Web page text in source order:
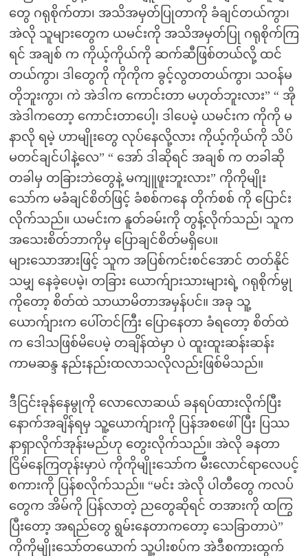
တွေ ဂရုစိုက်တာ၊ အသိအမှတ်ပြုတာကို ခံချင်တယ်ကွာ၊
အဲလို သူများတွေက ယမင်းကို အသိအမှတ်ပြု ဂရုစိုက်ကြ
ရင် အချစ် က ကိုယ့်ကိုယ်ကို ဆက်ဆီဖြစ်တယ်လို့ ထင်
တယ်ကွာ၊ ဒါတွေကို ကိုကိုက ခွင့်လွတတယ်ကွာ၊ သဝန်မ
တိုဘူးကွာ၊ ကဲ အဲဒါက ကောင်းတာ မဟုတ်ဘူးလား” “ အို
အဲဒါကတော့ ကောင်းတာပေါ့၊ ဒါပေမဲ့ ယမင်းက ကိုကို မ
နာလို ရမဲ့ ဟာမျိုးတွေ လုပ်နေလို့လား ကိုယ့်ကိုယ်ကို သိပ်
မတင်ချင်ပါနဲ့လေ” “ အော် ဒါဆိုရင် အချစ် က တခါဆို
တခါမှ တခြားဘဲတွေနဲ့ မကျူဖူးဘူးလား” ကိုကိုမျိုး
သော်က မခံချင်စိတ်ဖြင့် ခံစစ်ကနေ တိုက်စစ် ကို ပြောင်း
လိုက်သည်။ ယမင်းက နူတ်ခမ်းကို တွန့်လိုက်သည်၊ သူက
အသေးစိတ်ဘာကိုမှ ပြောချင်စိတ်မရှိပေ။
များသောအားဖြင့် သူက အပြစ်ကင်းစင်အောင် တတ်နိုင်
သမျှ နေခဲ့ပေမဲ့၊ တခြား ယောက်ျားသားများရဲ့ ဂရုစိုက်မွု
ကိုတော့ စိတ်ထဲ သာယာမိတာအမှန်ပင်။ အခု သူ့
ယောက်ျားက ပေါ်တင်ကြီး ပြောနေတာ ခံရတော့ စိတ်ထဲ
က ဒေါသဖြစ်မိပေမဲ့ တချိန်ထဲမှာ ပဲ ထူးထူးဆန်းဆန်း
ကာမဆန္ဒ နည်းနည်းထလာသလိုလည်းဖြစ်မိသည်။
ဒီငြင်းခုန်နေမွုကို လောလောဆယ် ခနရပ်ထားလိုက်ပြီး
နောက်အချိန်ရမှ သူ့ယောက်ျားကို ပြန်အစဖေါ်ပြီး ပြဿ
နာရှာလိုက်အုန်းမည်ဟု တွေးလိုက်သည်။ အဲလို ခနတာ
ငြိမ်နေကြတုန်းမှာပဲ ကိုကိုမျိုးသော်က မီးလောင်ရာလေပင့်
စကားကို ပြန်စလိုက်သည်။ “မင်း အဲလို ပါတီတွေ ကလပ်
တွေက အိမ်ကို ပြန်လာတဲ့ ညတွေဆိုရင် တအားကို ထကြွ
ပြီးတော့ အရည်တွေ ရွမ်းနေတာကတော့ သေခြာတာပဲ”
ကိုကိုမျိုးသော်တယောက် သူ့ပါးစပ်က အဲဒီစကားထွက်